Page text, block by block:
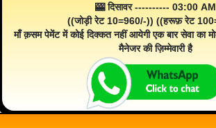
🎰 दिसावर ---------- 03:00 AM
((जोड़ी रेट 10=960/-)) ((हरूफ़ रेट
माँ क़सम पेमेंट में कोई दिक्कत नहीं आयेगी एक बार सेवा का
मैनेजर की ज़िम्मेवारी है